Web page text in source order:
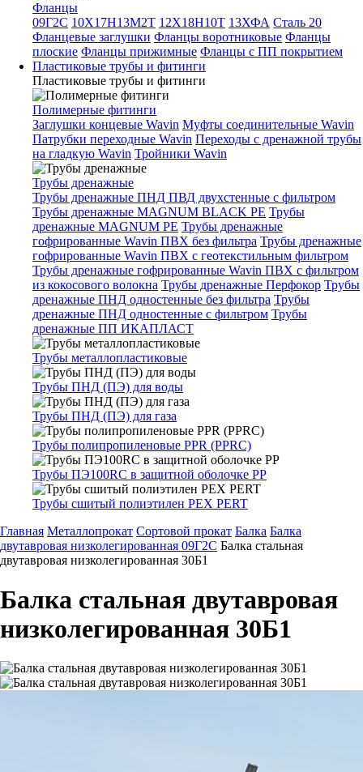
Фланцы
09Г2С 10Х17Н13М2Т 12Х18Н10Т 13ХФА Сталь 20
Фланцевые заглушки Фланцы воротниковые Фланцы
плоские Фланцы прижимные Фланцы с ПП покрытием
Пластиковые трубы и фитинги
Пластиковые трубы и фитинги
Полимерные фитинги
Заглушки концевые Wavin Муфты соединительные Wavin
Патрубки переходные Wavin Переходы с дренажной трубы
на гладкую Wavin Тройники Wavin
Трубы дренажные
Трубы дренажные ПНД ПВД двухстенные с фильтром
Трубы дренажные MAGNUM BLACK PE Трубы
дренажные MAGNUM PE Трубы дренажные
гофрированные Wavin ПВХ без фильтра Трубы дренажные
гофрированные Wavin ПВХ с геотекстильным фильтром
Трубы дренажные гофрированные Wavin ПВХ с фильтром
из кокосового волокна Трубы дренажные Перфокор Трубы
дренажные ПНД одностенные без фильтра Трубы
дренажные ПНД одностенные с фильтром Трубы
дренажные ПП ИКАПЛАСТ
Трубы металлопластиковые
Трубы ПНД (ПЭ) для воды
Трубы ПНД (ПЭ) для газа
Трубы полипропиленовые PPR (PPRC)
Трубы ПЭ100RC в защитной оболочке PP
Трубы сшитый полиэтилен PEX PERT
Главная Металлопрокат Сортовой прокат Балка Балка
двутавровая низколегированная 09Г2С Балка стальная
двутавровая низколегированная 30Б1
Балка стальная двутавровая
низколегированная 30Б1